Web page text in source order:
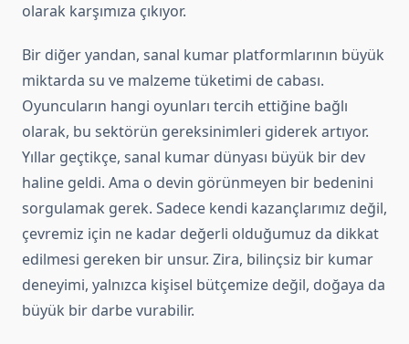
olarak karşımıza çıkıyor.
Bir diğer yandan, sanal kumar platformlarının büyük
miktarda su ve malzeme tüketimi de cabası.
Oyuncuların hangi oyunları tercih ettiğine bağlı
olarak, bu sektörün gereksinimleri giderek artıyor.
Yıllar geçtikçe, sanal kumar dünyası büyük bir dev
haline geldi. Ama o devin görünmeyen bir bedenini
sorgulamak gerek. Sadece kendi kazançlarımız değil,
çevremiz için ne kadar değerli olduğumuz da dikkat
edilmesi gereken bir unsur. Zira, bilinçsiz bir kumar
deneyimi, yalnızca kişisel bütçemize değil, doğaya da
büyük bir darbe vurabilir.